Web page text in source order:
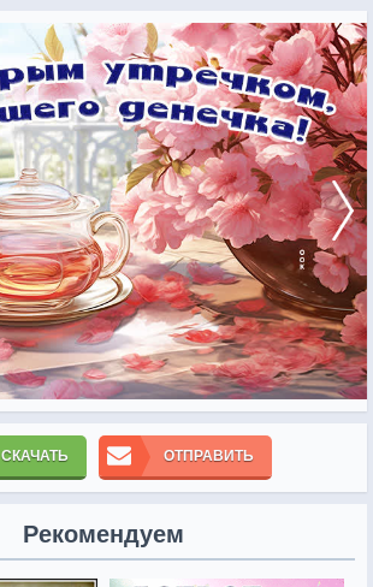
СКАЧАТЬ ОТПРАВИТЬ
Рекомендуем